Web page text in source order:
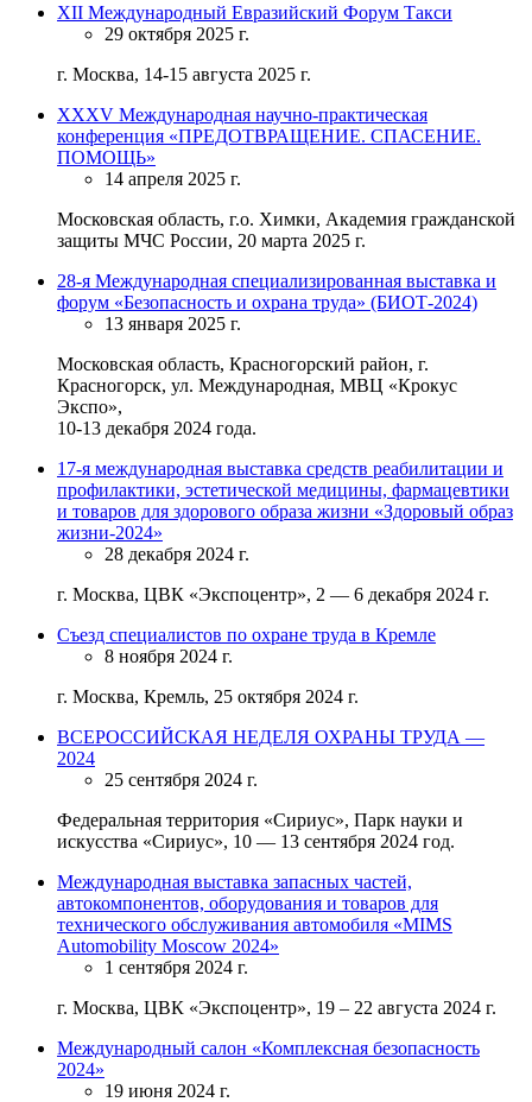
XII Международный Евразийский Форум Такси
29 октября 2025 г.
г. Москва, 14-15 августа 2025 г.
ХХХV Международная научно-практическая
конференция «ПРЕДОТВРАЩЕНИЕ. СПАСЕНИЕ.
ПОМОЩЬ»
14 апреля 2025 г.
Московская область, г.о. Химки, Академия гражданской
защиты МЧС России, 20 марта 2025 г.
28-я Международная специализированная выставка и
форум «Безопасность и охрана труда» (БИОТ-2024)
13 января 2025 г.
Московская область, Красногорский район, г.
Красногорск, ул. Международная, МВЦ «Крокус
Экспо»,
10-13 декабря 2024 года.
17-я международная выставка средств реабилитации и
профилактики, эстетической медицины, фармацевтики
и товаров для здорового образа жизни «Здоровый образ
жизни-2024»
28 декабря 2024 г.
г. Москва, ЦВК «Экспоцентр», 2 — 6 декабря 2024 г.
Съезд специалистов по охране труда в Кремле
8 ноября 2024 г.
г. Москва, Кремль, 25 октября 2024 г.
ВСЕРОССИЙСКАЯ НЕДЕЛЯ ОХРАНЫ ТРУДА —
2024
25 сентября 2024 г.
Федеральная территория «Сириус», Парк науки и
искусства «Сириус», 10 — 13 сентября 2024 год.
Международная выставка запасных частей,
автокомпонентов, оборудования и товаров для
технического обслуживания автомобиля «MIMS
Automobility Moscow 2024»
1 сентября 2024 г.
г. Москва, ЦВК «Экспоцентр», 19 – 22 августа 2024 г.
Международный салон «Комплексная безопасность
2024»
19 июня 2024 г.